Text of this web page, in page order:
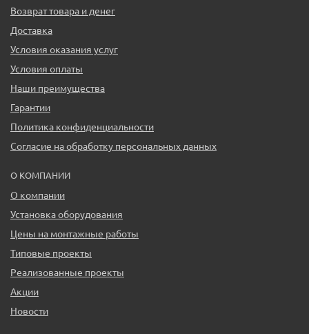
Возврат товара и денег
Доставка
Условия оказания услуг
Условия оплаты
Наши преимущества
Гарантии
Политика конфиденциальности
Согласие на обработку персональных данных
О КОМПАНИИ
О компании
Установка оборудования
Цены на монтажные работы
Типовые проекты
Реализованные проекты
Акции
Новости